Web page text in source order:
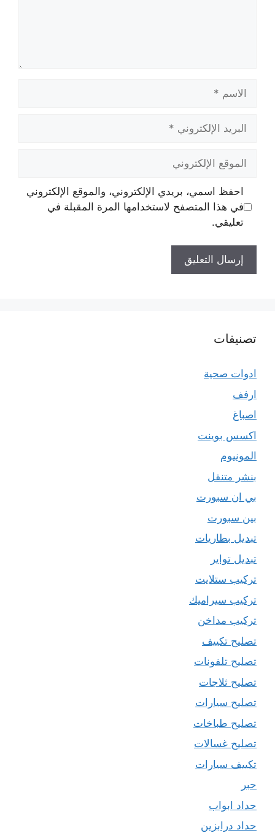
الإلكتروني
الإلكتروني
احفظ اسمي، بريدي الإلكتروني، والموقع الإلكتروني
في هذا المتصفح لاستخدامها المرة المقبلة في
تعليقي.
تصنيفات
ادوات صحية
ارفف
اصباغ
اكسس بوينت
المونيوم
بنشر متنقل
بي ان سبورت
بين سبورت
تبديل بطاريات
تبديل تواير
تركيب ستلايت
تركيب سيراميك
تركيب مداخن
تصليح تكييف
تصليح تلفونات
تصليح ثلاجات
تصليح سيارات
تصليح طباخات
تصليح غسالات
تكييف سيارات
حبر
حداد ابواب
حداد درابزين